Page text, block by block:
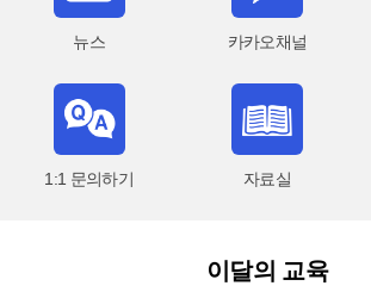
뉴스 카카오채널
1:1 문의하기 자료실
이달의 교육